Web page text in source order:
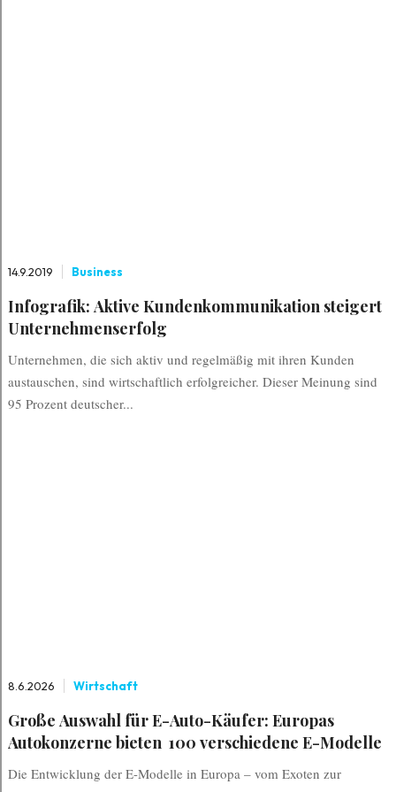
14.9.2019 Business
Infografik: Aktive Kundenkommunikation steigert
Unternehmenserfolg
Unternehmen, die sich aktiv und regelmäßig mit ihren Kunden
austauschen, sind wirtschaftlich erfolgreicher. Dieser Meinung sind
95 Prozent deutscher...
8.6.2026 Wirtschaft
Große Auswahl für E-Auto-Käufer: Europas
Autokonzerne bieten 100 verschiedene E-Modelle
Die Entwicklung der E-Modelle in Europa – vom Exoten zur